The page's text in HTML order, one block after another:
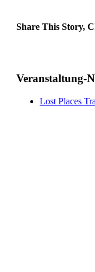
Share This Story,
Veranstaltung-
Lost Places